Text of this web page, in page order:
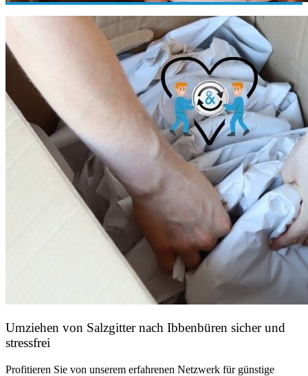
Umziehen von Salzgitter nach Ibbenbüren sicher und
stressfrei
Profitieren Sie von unserem erfahrenen Netzwerk für günstige